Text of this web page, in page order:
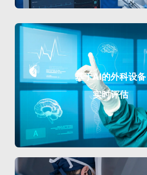
基于AI的外科设备
实时评估